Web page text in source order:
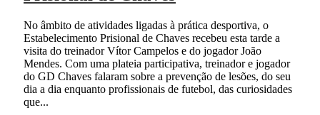
No âmbito de atividades ligadas à prática desportiva, o
Estabelecimento Prisional de Chaves recebeu esta tarde a
visita do treinador Vítor Campelos e do jogador João
Mendes. Com uma plateia participativa, treinador e jogador
do GD Chaves falaram sobre a prevenção de lesões, do seu
dia a dia enquanto profissionais de futebol, das curiosidades
que...